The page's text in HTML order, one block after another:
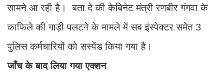
सामने आ रही है। बता दे की केबिनेट मंत्री रणबीर गंगवा के
काफिले की गाड़ी पलटने के मामले में सब इंस्पेक्टर समेत 3
पुलिस कर्मचारियों को सस्पेंड किया गया है।
जाँच के बाद लिया गया एक्शन